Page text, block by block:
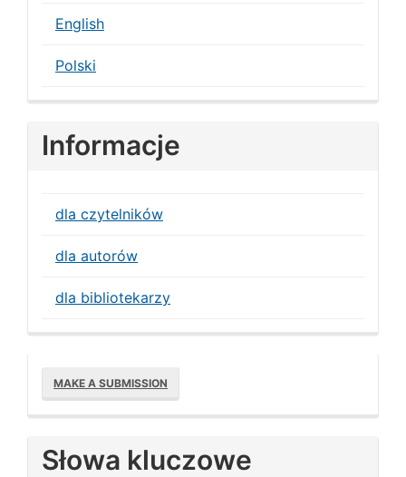
English
Polski
Informacje
dla czytelników
dla autorów
dla bibliotekarzy
Make
a
Submission
MAKE A SUBMISSION
Słowa kluczowe